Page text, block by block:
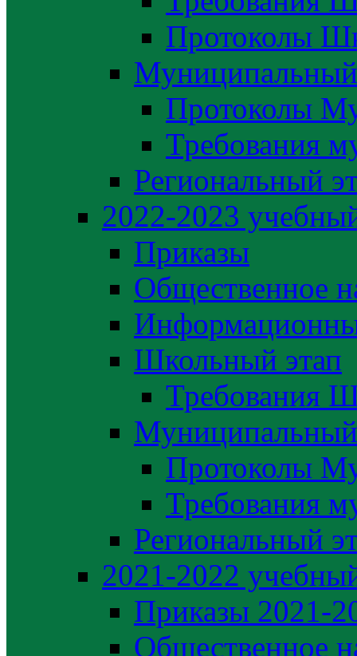
Протоколы
Муниципальный
Протоколы
Требования
Региональный
2022-2023
Приказы
Общественное
Школьный этап
Требования
Муниципальный
Протоколы
Требования
Региональный
2021-2022
Приказы 2021-
Общественное